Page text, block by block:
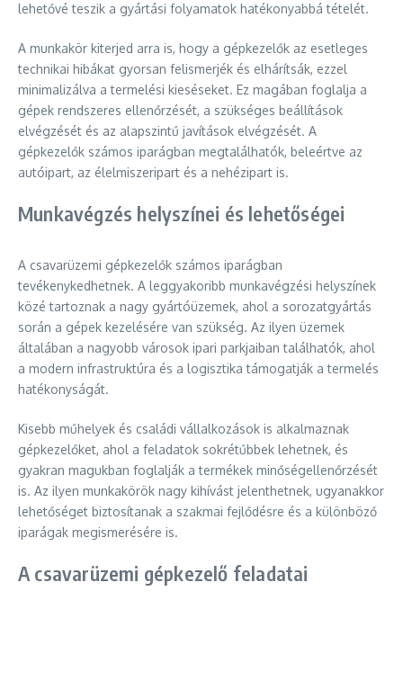
lehetővé teszik a gyártási folyamatok hatékonyabbá tételét.
A munkakör kiterjed arra is, hogy a gépkezelők az esetleges
technikai hibákat gyorsan felismerjék és elhárítsák, ezzel
minimalizálva a termelési kieséseket. Ez magában foglalja a
gépek rendszeres ellenőrzését, a szükséges beállítások
elvégzését és az alapszintű javítások elvégzését. A
gépkezelők számos iparágban megtalálhatók, beleértve az
autóipart, az élelmiszeripart és a nehézipart is.
Munkavégzés helyszínei és lehetőségei
A csavarüzemi gépkezelők számos iparágban
tevékenykedhetnek. A leggyakoribb munkavégzési helyszínek
közé tartoznak a nagy gyártóüzemek, ahol a sorozatgyártás
során a gépek kezelésére van szükség. Az ilyen üzemek
általában a nagyobb városok ipari parkjaiban találhatók, ahol
a modern infrastruktúra és a logisztika támogatják a termelés
hatékonyságát.
Kisebb műhelyek és családi vállalkozások is alkalmaznak
gépkezelőket, ahol a feladatok sokrétűbbek lehetnek, és
gyakran magukban foglalják a termékek minőségellenőrzését
is. Az ilyen munkakörök nagy kihívást jelenthetnek, ugyanakkor
lehetőséget biztosítanak a szakmai fejlődésre és a különböző
iparágak megismerésére is.
A csavarüzemi gépkezelő feladatai